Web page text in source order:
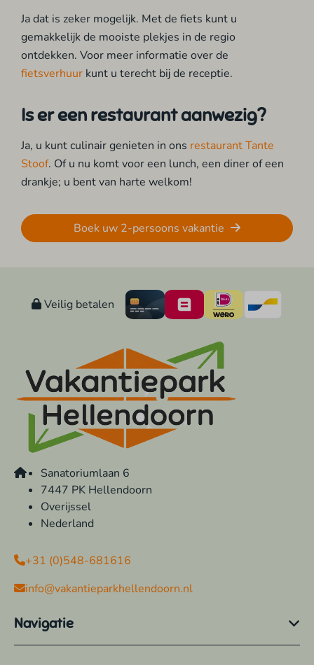
Ja dat is zeker mogelijk. Met de fiets kunt u
gemakkelijk de mooiste plekjes in de regio
ontdekken. Voor meer informatie over de
fietsverhuur kunt u terecht bij de receptie.
Is er een restaurant aanwezig?
Ja, u kunt culinair genieten in ons restaurant Tante
Stoof. Of u nu komt voor een lunch, een diner of een
drankje; u bent van harte welkom!
Boek uw 2-persoons vakantie
Veilig betalen
Sanatoriumlaan 6
7447 PK Hellendoorn
Overijssel
Nederland
+31 (0)548-681616
info@vakantieparkhellendoorn.nl
Navigatie